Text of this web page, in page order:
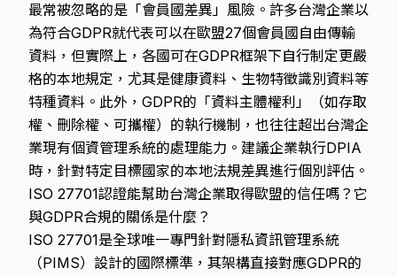
最常被忽略的是「會員國差異」風險。許多台灣企業以
為符合GDPR就代表可以在歐盟27個會員國自由傳輸
資料，但實際上，各國可在GDPR框架下自行制定更嚴
格的本地規定，尤其是健康資料、生物特徵識別資料等
特種資料。此外，GDPR的「資料主體權利」（如存取
權、刪除權、可攜權）的執行機制，也往往超出台灣企
業現有個資管理系統的處理能力。建議企業執行DPIA
時，針對特定目標國家的本地法規差異進行個別評估。
ISO 27701認證能幫助台灣企業取得歐盟的信任嗎？它
與GDPR合規的關係是什麼？
ISO 27701是全球唯一專門針對隱私資訊管理系統
（PIMS）設計的國際標準，其架構直接對應GDPR的